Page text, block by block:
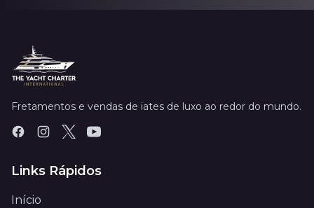
Fretamentos e vendas de iates de luxo ao redor do mundo.
Links Rápidos
Início